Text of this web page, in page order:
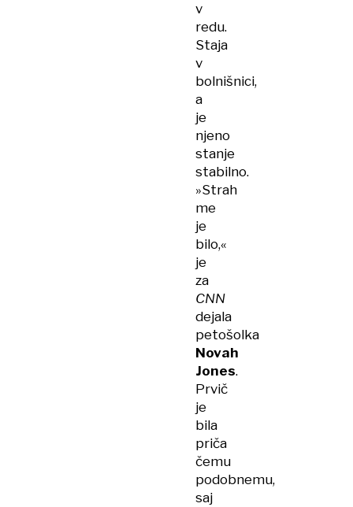
v
redu.
Staja
v
bolnišnici,
a
je
njeno
stanje
stabilno.
»Strah
me
je
bilo,«
je
za
CNN
dejala
petošolka
Novah
Jones.
Prvič
je
bila
priča
čemu
podobnemu,
saj